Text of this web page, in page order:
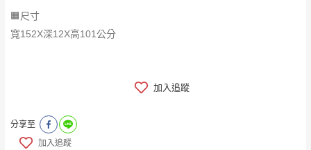
🟧尺寸
寬152X深12X高101公分
加入追蹤
分享至
加入追蹤